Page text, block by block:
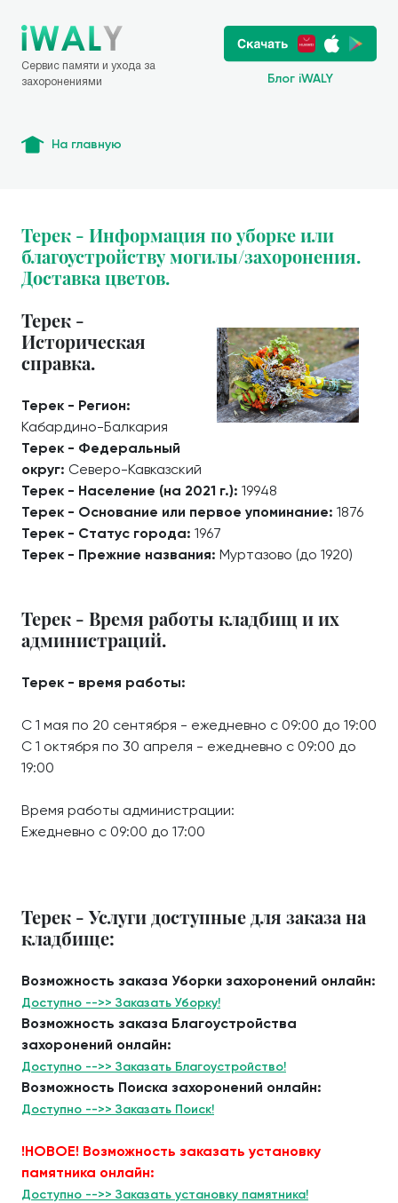
Сервис памяти и ухода за
захоронениями
Блог iWALY
На главную
Терек - Информация по уборке или
благоустройству могилы/захоронения.
Доставка цветов.
Терек -
Историческая
справка.
Терек - Регион:
Кабардино-Балкария
Терек - Федеральный
округ: Северо-Кавказский
Терек - Население (на 2021 г.): 19948
Терек - Основание или первое упоминание: 1876
Терек - Статус города: 1967
Терек - Прежние названия: Муртазово (до 1920)
Терек - Время работы кладбищ и их
администраций.
Терек - время работы:
С 1 мая по 20 сентября - ежедневно с 09:00 до 19:00
С 1 октября по 30 апреля - ежедневно с 09:00 до
19:00
Время работы администрации:
Ежедневно с 09:00 до 17:00
Терек - Услуги доступные для заказа на
кладбище:
Возможность заказа Уборки захоронений онлайн:
Доступно -->> Заказать Уборку!
Возможность заказа Благоустройства
захоронений онлайн:
Доступно -->> Заказать Благоустройство!
Возможность Поиска захоронений онлайн:
Доступно -->> Заказать Поиск!
!НОВОЕ! Возможность заказать установку
памятника онлайн:
Доступно -->> Заказать установку памятника!